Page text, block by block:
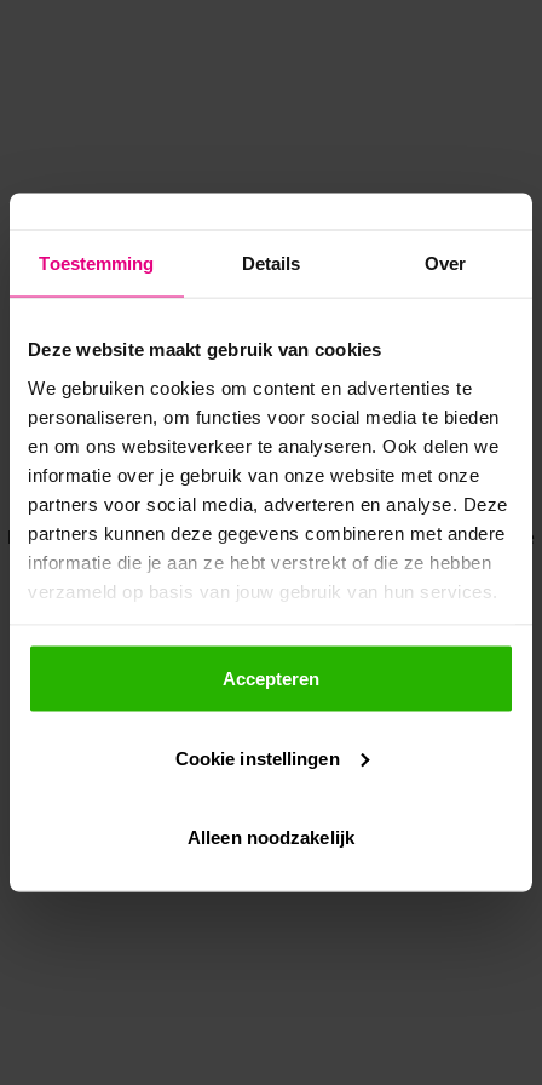
Toestemming Details Over
Deze website maakt gebruik van cookies
We gebruiken cookies om content en advertenties te
personaliseren, om functies voor social media te bieden
en om ons websiteverkeer te analyseren. Ook delen we
informatie over je gebruik van onze website met onze
partners voor social media, adverteren en analyse. Deze
partners kunnen deze gegevens combineren met andere
informatie die je aan ze hebt verstrekt of die ze hebben
verzameld op basis van jouw gebruik van hun services.
Als je op "Accepteer" klikt, dan geef je Voordeeluitjes.nl
toestemming om cookies voor social media en
gepersonaliseerde advertenties te plaatsen.
Lees hier meer over in onsprivacybeleid
Via "Cookie instellingen" kun je ook zelf instellen welke
Accepteren
Cookie instellingen
Alleen noodzakelijk
Application error: a client-side exception has occurred while
loadingwww.voordeeluitjes.nl (see the browser console for more
information).